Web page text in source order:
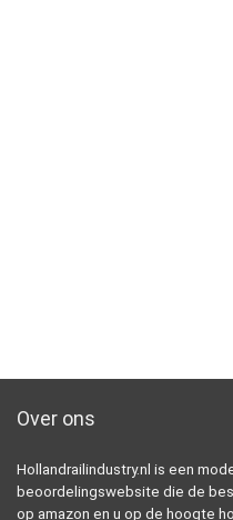
Over ons
Hollandrailindustry.nl is een
beoordelingswebsite die de
op amazon en u op de hoogte